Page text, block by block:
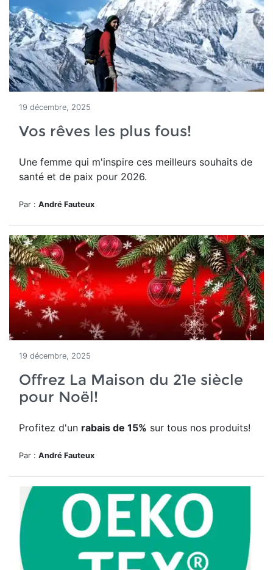
19 décembre, 2025
Vos rêves les plus fous!
Une femme qui m'inspire ces meilleurs souhaits de
santé et de paix pour 2026.
Par : André Fauteux
19 décembre, 2025
Offrez La Maison du 21e siècle
pour Noël!
Profitez d'un rabais de 15% sur tous nos produits!
Par : André Fauteux